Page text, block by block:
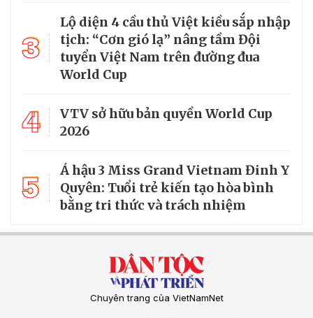
3
Lộ diện 4 cầu thủ Việt kiều sắp nhập
tịch: “Cơn gió lạ” nâng tầm Đội
tuyển Việt Nam trên đường đua
World Cup
4
VTV sở hữu bản quyền World Cup
2026
5
Á hậu 3 Miss Grand Vietnam Đinh Y
Quyên: Tuổi trẻ kiến tạo hòa bình
bằng tri thức và trách nhiệm
Chuyên trang của VietNamNet